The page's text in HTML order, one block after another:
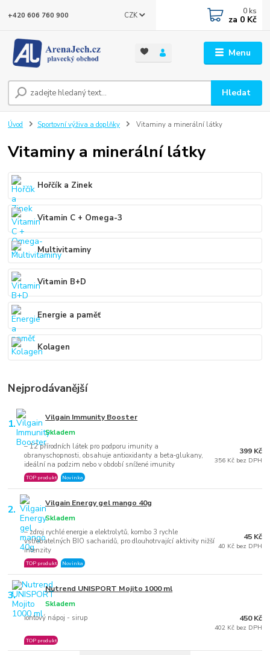
Menu
CZK
Hledat
+420 606 760 900 0 ks
za 0 Kč
Úvod Sportovní výživa a doplňky Vitaminy a minerální látky
Vitaminy a minerální látky
Hořčík a Zinek
Vitamin C + Omega-3
Multivitaminy
Vitamin B+D
Energie a paměť
Kolagen
Nejprodávanější
1. Vilgain Immunity Booster
–⁠ 12 přírodních látek pro podporu imunity a
obranyschopnosti, obsahuje antioxidanty a beta‑glukany,
ideální na podzim nebo v období snížené imunity
Skladem
TOP produkt Novinka
399 Kč
356 Kč bez DPH
2. Vilgain Energy gel mango 40g
⁠–⁠ zdroj rychlé energie a elektrolytů, kombo 3 rychle
vstřebatelných BIO sacharidů, pro dlouhotrvající aktivity nižší
intenzity
Skladem
TOP produkt Novinka
45 Kč
40 Kč bez DPH
3. Nutrend UNISPORT Mojito 1000 ml
iontový nápoj - sirup
Skladem
TOP produkt
450 Kč
402 Kč bez DPH